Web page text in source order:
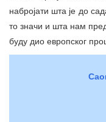
набројати шта је до
то значи и шта нам
буду дио европског